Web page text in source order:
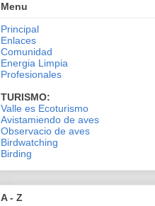
Menu
Principal
Enlaces
Comunidad
Energia Limpia
Profesionales
TURISMO:
Valle es Ecoturismo
Avistamiendo de aves
Observacio de aves
Birdwatching
Birding
A - Z